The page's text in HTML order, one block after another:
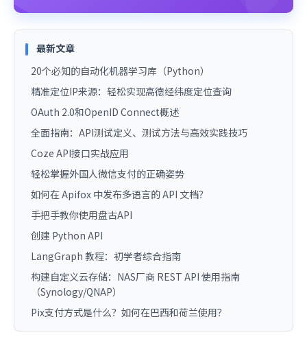
最新文章
20个必知的自动化机器学习库（Python）
精准定位IP来源：轻松实现高德经纬度定位查询
OAuth 2.0和OpenID Connect概述
全面指南：API测试定义、测试方法与高效实践技巧
Coze API接口实战应用
轻松掌握外国人微信支付的正确姿势
如何在 Apifox 中发布多语言的 API 文档？
手把手教你使用盘古API
创建 Python API
LangGraph 教程：初学者综合指南
构建自定义云存储：NAS厂商 REST API 使用指南
（Synology/QNAP）
Pix支付方式是什么？如何在巴西和荷兰使用？